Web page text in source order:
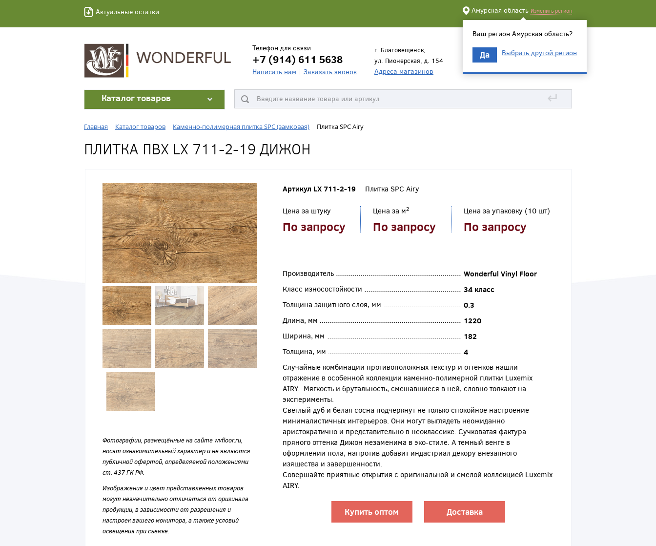
Актуальные остатки Амурская область Изменить регион
Ваш регион Амурская область?
Да Выбрать другой регион
Телефон для связи
+7 (914) 611 5638
Написать нам Заказать звонок
г. Благовещенск,
ул. Пионерская, д. 154
Адреса магазинов
Каталог товаров ↵
Главная Каталог товаров Каменно-полимерная плитка SPC (замковая) Плитка SPC Airy
ПЛИТКА ПВХ LX 711-2-19 ДИЖОН
Фотографии, размещённые на сайте wvfloor.ru,
носят ознакомительный характер и не являются
публичной офертой, определяемой положениями
ст. 437 ГК РФ.
Изображения и цвет представленных товаров
могут незначительно отличаться от оригинала
продукции, в зависимости от разрешения и
настроек вашего монитора, а также условий
освещения при съемке.
Артикул LX 711-2-19 Плитка SPC Airy
Цена за штуку
По запросу
Цена за м2
По запросу
Цена за упаковку (10 шт)
По запросу
Производитель
Wonderful Vinyl Floor
Класс износостойкости
34 класс
Толщина защитного слоя, мм
0.3
Длина, мм
1220
Ширина, мм
182
Толщина, мм
4
Случайные комбинации противоположных текстур и оттенков нашли
отражение в особенной коллекции каменно-полимерной плитки Luxemix
AIRY. Мягкость и брутальность, смешавшиеся в ней, словно толкают на
эксперименты.
Светлый дуб и белая сосна подчеркнут не только спокойное настроение
минималистичных интерьеров. Они могут выглядеть неожиданно
аристократично и представительно в неоклассике. Сучковатая фактура
пряного оттенка Дижон незаменима в эко-стиле. А темный венге в
оформлении пола, напротив добавит индастриал декору внезапного
изящества и завершенности.
Совершайте приятные открытия с оригинальной и смелой коллекцией Luxemix
AIRY.
Купить оптом Доставка